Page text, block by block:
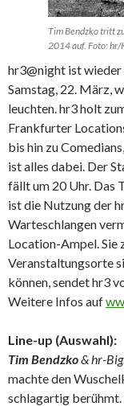
Tim Bendzko tritt
2014 auf. Foto: hr/
hr3@night ist
Samstag, 22. März,
leuchten. hr3 holt
Frankfurter
bis hin zu
ist alles dabei. Der
fällt um 20 Uhr. Das
ist die Nutzung der
Warteschlangen
Location-Ampel. Sie
Veranstaltungsorte
können, sendet hr3
Weitere Infos auf
Line-up (Auswahl):
Tim Bendzko& hr-
machte den
schlagartig